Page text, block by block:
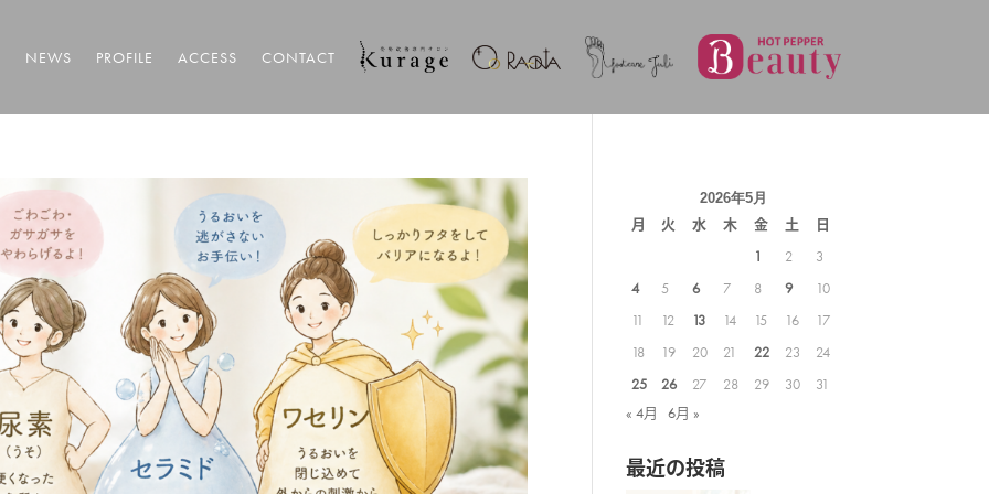
NEWS PROFILE ACCESS CONTACT
2026年5月
月 火 水 木 金 土
日
1
2
3
4
5 6 7 8 9
10
11
12 13 14 15 16
17
18
19 20 21 22 23
24
25
26 27 28 29 30
31
« 4月
6月 »
最近の投稿